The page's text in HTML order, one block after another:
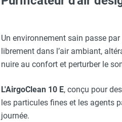
savon
atelier
fixe au fioul et
fioul avec réservoir
fioul à raccorder sur
Filtre True HEPA pour
Gants classiques -
Veste de chantier PE10J -
Protecteur d'oreilles avec
Un environnement sain passe
librement dans l’air ambiant,
nuire au confort et perturber le
L'AirgoClean 10 E, conçu pour
les particules fines et les agents
journée.